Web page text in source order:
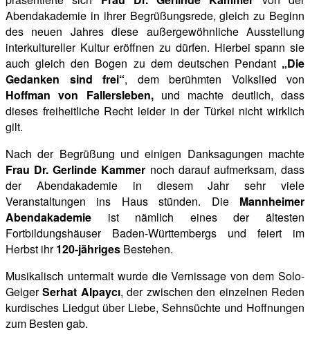
Abendakademie in ihrer Begrüßungsrede, gleich zu Beginn
des neuen Jahres diese außergewöhnliche Ausstellung
interkultureller Kultur eröffnen zu dürfen. Hierbei spann sie
auch gleich den Bogen zu dem deutschen Pendant „Die
Gedanken sind frei“, dem berühmten Volkslied von
Hoffman von Fallersleben,und machte deutlich, dass
dieses freiheitliche Recht leider in der Türkei nicht wirklich
gilt.
Nach der Begrüßung und einigen Danksagungen machte
Frau Dr. Gerlinde Kammer noch darauf aufmerksam, dass
der Abendakademie in diesem Jahr sehr viele
Veranstaltungen ins Haus stünden. Die Mannheimer
Abendakademie ist nämlich eines der ältesten
Fortbildungshäuser Baden-Württembergs und feiert im
Herbst ihr120-jähriges Bestehen.
Musikalisch untermalt wurde die Vernissage von dem Solo-
GeigerSerhat Alpaycı, der zwischen den einzelnen Reden
kurdisches Liedgut über Liebe, Sehnsüchte und Hoffnungen
zum Besten gab.